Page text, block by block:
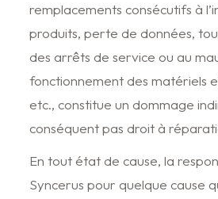
remplacements consécutifs à
produits, perte de données,
des arrêts de service ou au
fonctionnement des matériels
etc., constitue un dommage
conséquent pas droit à
En tout état de cause, la
Syncerus pour quelque cause